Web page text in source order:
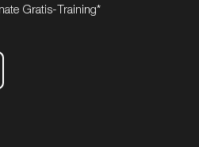
Gratis-Training*